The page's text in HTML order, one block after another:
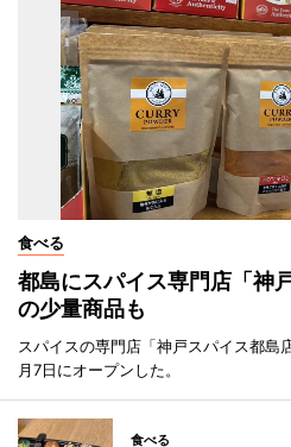
食べる
都島にスパイス専門店「
の少量商品も
スパイスの専門店「神戸スパイス都島
月7日にオープンした。
食べる